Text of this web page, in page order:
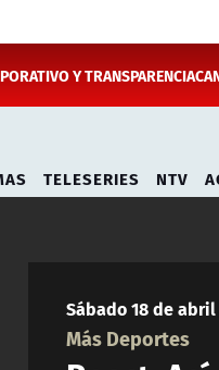
Y TRANSPARENCIA
TELESERIES NTV
Sábado 18 de
Más Deportes